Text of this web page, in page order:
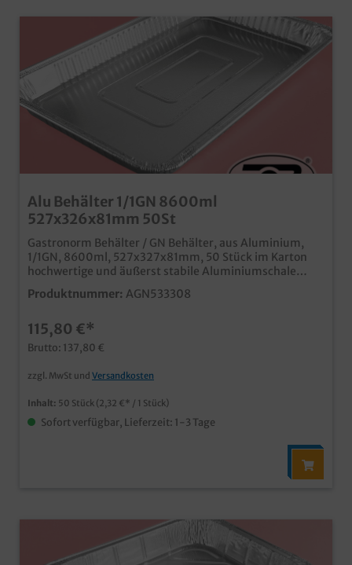
Alu Behälter 1/1GN 8600ml
527x326x81mm 50St
Gastronorm Behälter / GN Behälter, aus Aluminium,
1/1GN, 8600ml, 527x327x81mm, 50 Stück im Karton
hochwertige und äußerst stabile Aluminiumschale
hitzefest bis 380°C passende Aluminiumdeckel separat
bestellbar ideal für den Einsatz in Restaurants,
Produktnummer: AGN533308
115,80 €*
Brutto: 137,80 €
zzgl. MwSt und Versandkosten
Inhalt: 50 Stück (2,32 €* / 1 Stück)
Sofort verfügbar, Lieferzeit: 1-3 Tage